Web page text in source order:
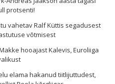
protsenti!
vahetav Ralf Küttis segadusest
võtmisest
hooajast Kalevis, Euroliiga
elama hakanud tiitlijuttudest,